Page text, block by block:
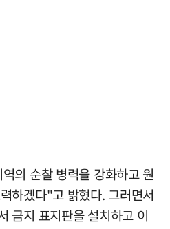
의 순찰 병력을 강화하고 원
하겠다"고 밝혔다. 그러면서
금지 표지판을 설치하고 이